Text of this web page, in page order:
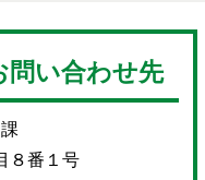
問い合わせ先
８番１号